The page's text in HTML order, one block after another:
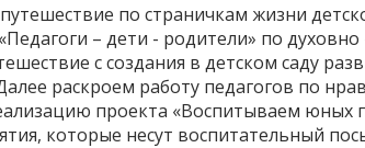
по страничкам жизни
– дети - родители» по духовно
с создания в детском саду
раскроем работу педагогов по
проекта «Воспитываем юных
которые несут воспитательный